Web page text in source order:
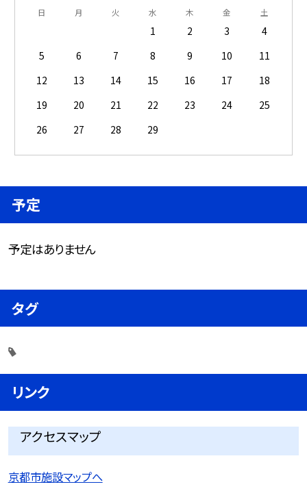
日 月 火 水 木 金 土
1 2 3
4
5
6 7 8 9 10
11
12
13 14 15 16 17
18
19
20 21 22 23 24
25
26
27 28 29
予定
予定はありません
タグ
リンク
アクセスマップ
京都市施設マップへ